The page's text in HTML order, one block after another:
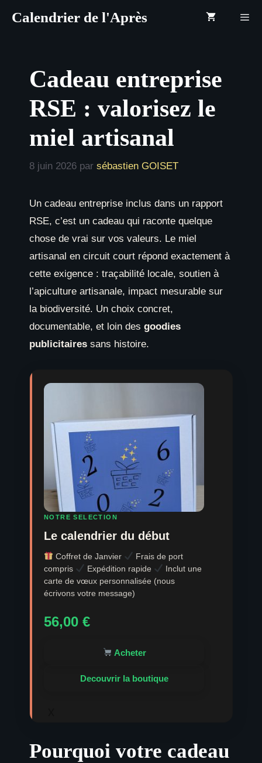
Calendrier de l'Après
Cadeau entreprise
RSE : valorisez le
miel artisanal
8 juin 2026 par sébastien GOISET
Un cadeau entreprise inclus dans un rapport
RSE, c’est un cadeau qui raconte quelque
chose de vrai sur vos valeurs. Le miel
artisanal en circuit court répond exactement à
cette exigence : traçabilité locale, soutien à
l’apiculture artisanale, impact mesurable sur
la biodiversité. Un choix concret,
documentable, et loin des goodies
publicitaires sans histoire.
NOTRE SELECTION
Le calendrier du début
Coffret de Janvier
Frais de port
compris
Expédition rapide
Inclut une
carte de vœux personnalisée (nous
écrivons votre message)
56,00 €
Acheter
Decouvrir la boutique
Pourquoi votre cadeau